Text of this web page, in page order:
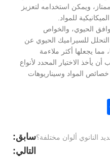
ويمكن استخدامه لتعزيز
للمواد.
الحيوي، والخواص
التحلل للسيراميك الحيوي عن
يجعلها أكثر ملاءمة
أن يأخذ الاختيار المحدد لأنواع
خصائص المواد وسيناريوهات
سابق:النانوي ألوان مختلفة؟
التالي: